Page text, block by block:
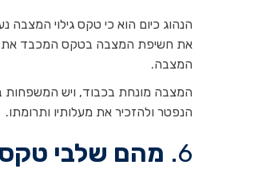
את חשיפת המצבה בטקס המכבד את
המצבה.
המצבה מונחת בכבוד, ויש המשפחות
הנפטר ולהזכיר את מעלותיו ותרומתו.
6. מהם שלבי